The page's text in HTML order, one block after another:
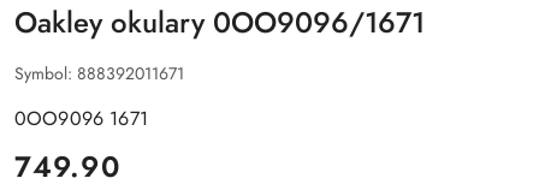
Oakley okulary 0OO9096/1671
Symbol: 888392011671
0OO9096 1671
cena:
749.90